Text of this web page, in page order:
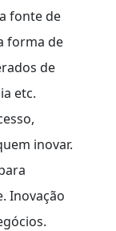
fonte de
forma de
de
etc.
inovar.
Inovação